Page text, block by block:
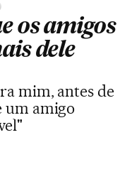
os amigos
dele
mim, antes de
um amigo